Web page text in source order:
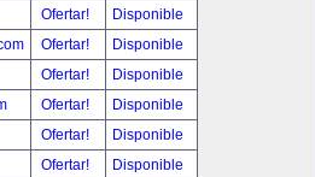
Ofertar!
Disponible
Ofertar!
Disponible
Ofertar!
Disponible
Ofertar!
Disponible
Ofertar!
Disponible
Ofertar!
Disponible